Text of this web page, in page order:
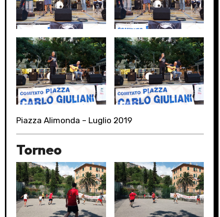
Piazza Alimonda – Luglio 2019
Torneo